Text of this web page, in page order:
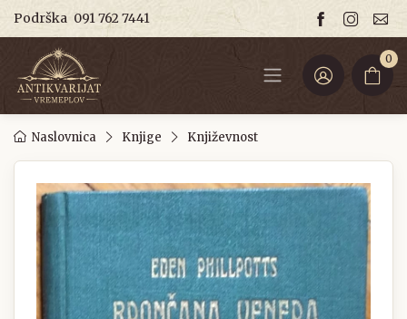
Podrška 091 762 7441
0
Naslovnica Knjige Književnost